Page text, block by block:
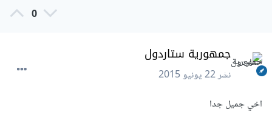
0
جمهورية ستاردول
نشر22 يونيو 2015
اخي جميل جدا